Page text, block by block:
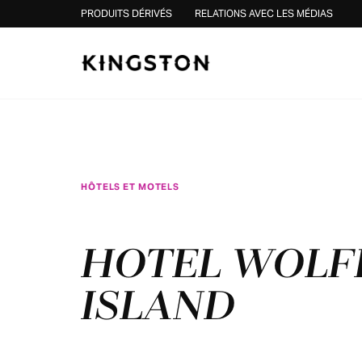
Skip to contentPRODUITS DÉRIVÉS RELATIONS AVEC LES MÉDIAS
HÔTELS ET MOTELS
HOTEL
ISLAND